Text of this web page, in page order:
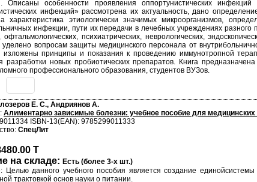
Описаны особенности проявления оппортунистических
инфекций» рассмотрена их актуальность, дано
характеристика этиологически значимых микроорганизмов,
инфекции, пути их передачи в лечебных учреждениях
офтальмологических, психиатрических, неврологических,
вопросам защиты медицинского персонала от
изложены принципы и показания к проведению иммунотропной
разработки новых пробиотических препаратов. Книга
профессионального образования, студентов ВУЗов.
Е. С., Андриянов А.
Алиментарно зависимые болезни: учебное пособие для медицинских
ISBN-13(EAN): 9785299011333
СпецЛит
T
на складе: Есть (более 3-х шт.)
Целью данного учебного пособия является создание
трактовкой основ науки о питании.